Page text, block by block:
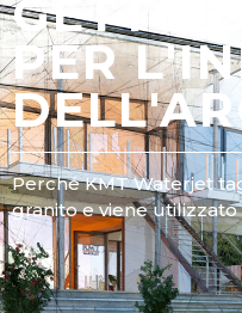
GETTO
PER
Perché KMT Waterjet
granito e viene